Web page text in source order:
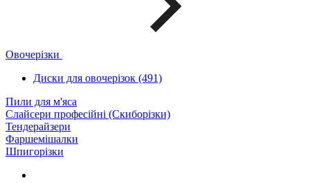
Овочерізки
Диски для овочерізок (491)
Пили для м'яса
Слайсери професійні (Скиборізки)
Тендерайзери
Фаршемішалки
Шпигорізки